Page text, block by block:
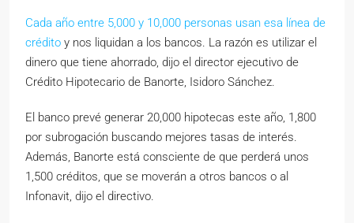
Cada año entre 5,000 y 10,000 personas usan esa línea de
crédito y nos liquidan a los bancos. La razón es utilizar el
dinero que tiene ahorrado, dijo el director ejecutivo de
Crédito Hipotecario de Banorte, Isidoro Sánchez.
El banco prevé generar 20,000 hipotecas este año, 1,800
por subrogación buscando mejores tasas de interés.
Además, Banorte está consciente de que perderá unos
1,500 créditos, que se moverán a otros bancos o al
Infonavit, dijo el directivo.